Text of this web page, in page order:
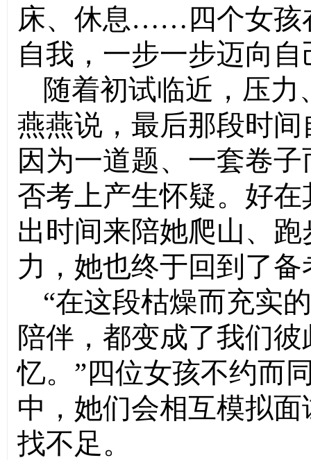
床、休息……四个女孩
自我，一步一步迈向
随着初试临近，压
燕燕说，最后那段时
因为一道题、一套卷
否考上产生怀疑。好
出时间来陪她爬山、
力，她也终于回到了
“在这段枯燥而充实
陪伴，都变成了我们
忆。”四位女孩不约而
中，她们会相互模拟
找不足。